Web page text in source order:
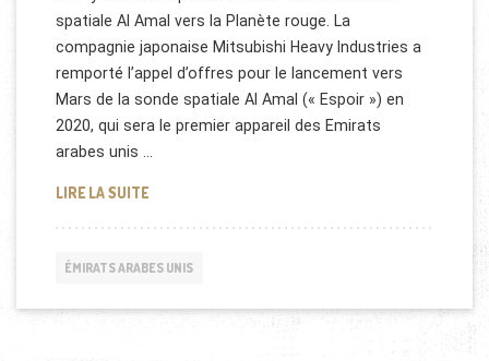
spatiale Al Amal vers la Planète rouge. La
compagnie japonaise Mitsubishi Heavy Industries a
remporté l’appel d’offres pour le lancement vers
Mars de la sonde spatiale Al Amal (« Espoir ») en
2020, qui sera le premier appareil des Emirats
arabes unis …
LIRE LA SUITELE CENTRE SPATIAL DES EMIRATS A
ÉMIRATS ARABES UNIS